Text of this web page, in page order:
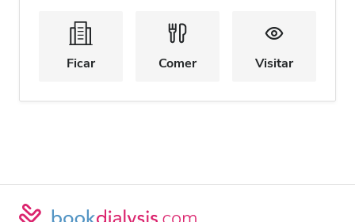
Ficar Comer Visitar